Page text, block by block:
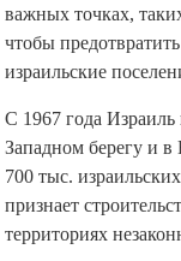
важных точках,
чтобы
израильские
С 1967 года Израиль
Западном берегу и
700 тыс.
признает
территориях